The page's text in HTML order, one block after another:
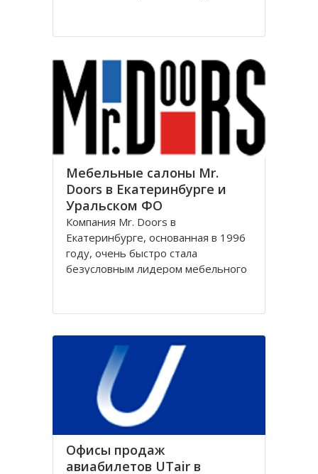
тысяч предприятий практически во
экономики: нефтяной, газовой
Мебельные салоны Mr.
Doors в Екатеринбурге и
Уральском ФО
Компания Mr. Doors в
Екатеринбурге, основанная в 1996
году, очень быстро стала
безусловным лидером мебельного
разработчика принципиально
компания Mr. Doors в
Екатеринбурге первой начала
производить встроенные и
корпусные
Офисы продаж
авиабилетов UTair в